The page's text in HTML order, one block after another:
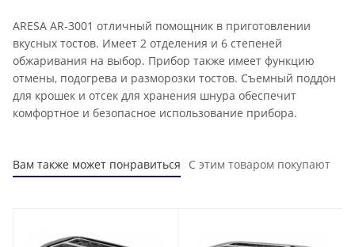
ARESA AR-3001 отличный помощник в приготовлении
вкусных тостов. Имеет 2 отделения и 6 степеней
обжаривания на выбор. Прибор также имеет функцию
отмены, подогрева и разморозки тостов. Съемный поддон
для крошек и отсек для хранения шнура обеспечит
комфортное и безопасное использование прибора.
Вам также может понравиться С этим товаром покупают